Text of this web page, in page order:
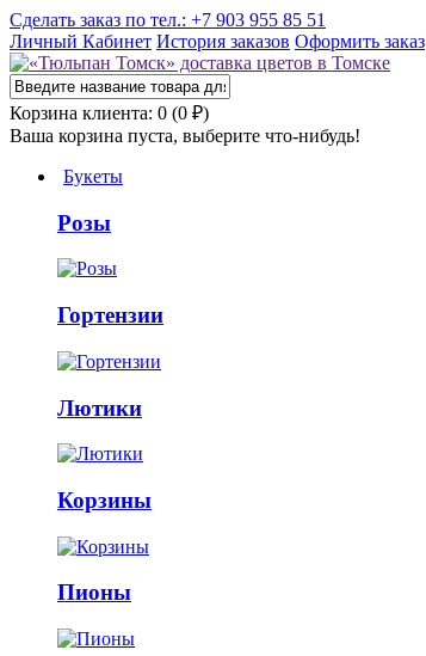
Сделать заказ по тел.: +7 903 955 85 51
Личный Кабинет История заказов Оформить заказ
Корзина клиента: 0 (0 ₽)
Ваша корзина пуста, выберите что-нибудь!
Букеты
Розы
Гортензии
Лютики
Корзины
Пионы